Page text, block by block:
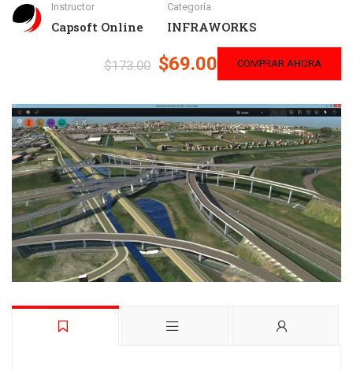
Instructor
Capsoft Online
Categoría
INFRAWORKS
$173.00 $69.00 COMPRAR AHORA